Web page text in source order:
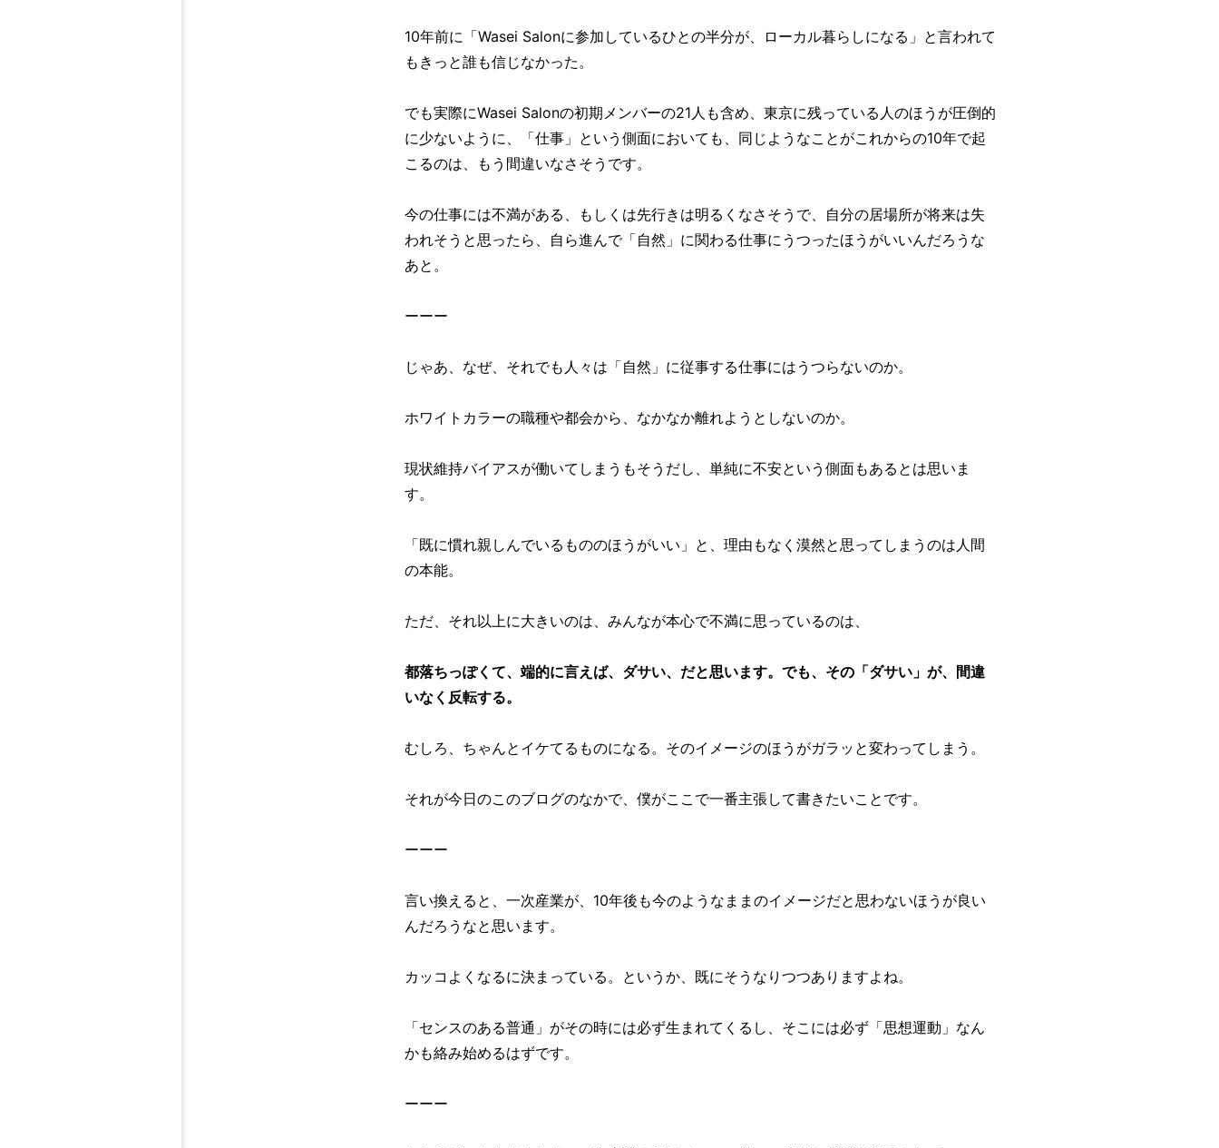
10年前に「Wasei Salonに参加しているひとの半分が、ローカル暮らしになる」と言われて
もきっと誰も信じなかった。
でも実際にWasei Salonの初期メンバーの21人も含め、東京に残っている人のほうが圧倒的
に少ないように、「仕事」という側面においても、同じようなことがこれからの10年で起
こるのは、もう間違いなさそうです。
今の仕事には不満がある、もしくは先行きは明るくなさそうで、自分の居場所が将来は失
われそうと思ったら、自ら進んで「自然」に関わる仕事にうつったほうがいいんだろうな
あと。
ーーー
じゃあ、なぜ、それでも人々は「自然」に従事する仕事にはうつらないのか。
ホワイトカラーの職種や都会から、なかなか離れようとしないのか。
現状維持バイアスが働いてしまうもそうだし、単純に不安という側面もあるとは思いま
す。
「既に慣れ親しんでいるもののほうがいい」と、理由もなく漠然と思ってしまうのは人間
の本能。
ただ、それ以上に大きいのは、みんなが本心で不満に思っているのは、
都落ちっぽくて、端的に言えば、ダサい、だと思います。でも、その「ダサい」が、間違
いなく反転する。
むしろ、ちゃんとイケてるものになる。そのイメージのほうがガラッと変わってしまう。
それが今日のこのブログのなかで、僕がここで一番主張して書きたいことです。
ーーー
言い換えると、一次産業が、10年後も今のようなままのイメージだと思わないほうが良い
んだろうなと思います。
カッコよくなるに決まっている。というか、既にそうなりつつありますよね。
「センスのある普通」がその時には必ず生まれてくるし、そこには必ず「思想運動」なん
かも絡み始めるはずです。
ーーー